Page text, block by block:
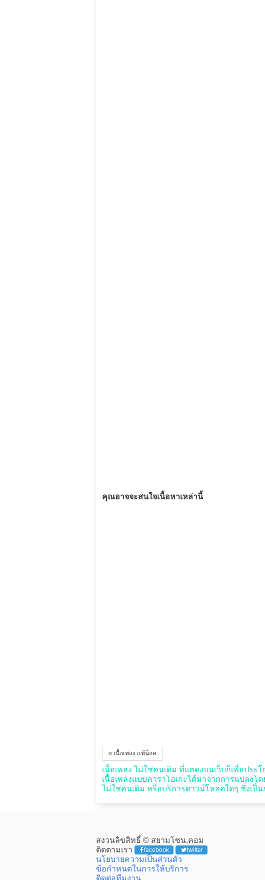
คุณอาจจะสนใจเนื้อหาเหล่านี้
« เนื้อเพลง แพ้น็อค
เนื้อเพลง ไม่ใช่คนเดิม ที่แสดงบนเว็บก็เพื่อปร
เนื้อเพลงแบบคาราโอเกะได้มาจากการแปลง
ไม่ใช่คนเดิม หรือบริการดาวน์โหลดใดๆ ซึ่งเป็
สงวนลิขสิทธิ์ © สยามโซน.คอม
ติดตามเรา
facebook twitter
นโยบายความเป็นส่วนตัว
ข้อกำหนดในการให้บริการ
ติดต่อทีมงาน